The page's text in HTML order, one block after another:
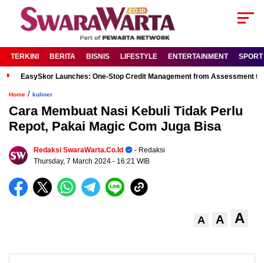
TERKINI BERITA BISNIS LIFESTYLE ENTERTAINMENT SPORT
EasySkor Launches: One-Stop Credit Management from Assessment
Home / kuliner
Cara Membuat Nasi Kebuli Tidak Perlu
Repot, Pakai Magic Com Juga Bisa
Redaksi SwaraWarta.co.id
- Redaksi
Thursday, 7 March 2024 - 16:21 WIB
A A A